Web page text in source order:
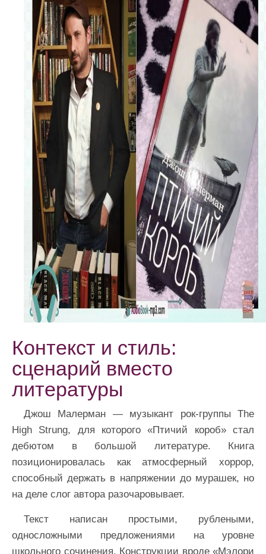
Контекст и стиль:
сценарий вместо
литературы
Джош Малерман — музыкант рок-группы The
High Strung, для которого «Птичий короб» стал
дебютом в большой литературе. Книга
позиционировалась как атмосферный хоррор,
способный держать в напряжении до мурашек, но
на деле слог автора разочаровывает.
Текст написан простыми, рублеными,
односложными предложениями на уровне
школьного сочинения. Конструкции вроде «Мэлори